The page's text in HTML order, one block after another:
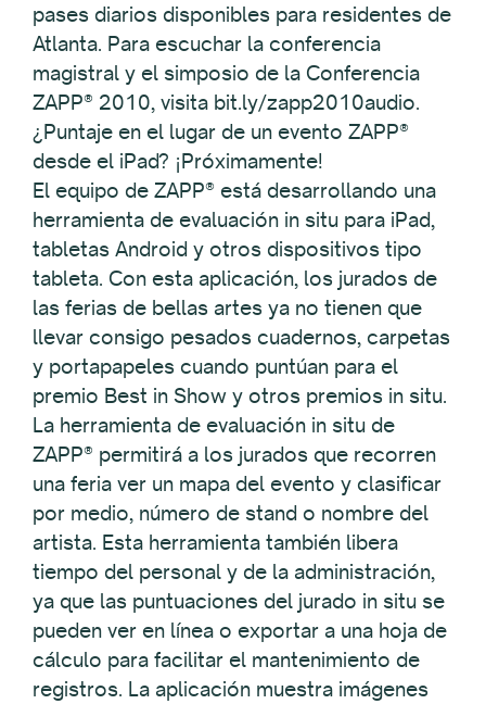
pases diarios disponibles para residentes de
Atlanta. Para escuchar la conferencia
magistral y el simposio de la Conferencia
ZAPP® 2010, visita bit.ly/zapp2010audio.
¿Puntaje en el lugar de un evento ZAPP®
desde el iPad? ¡Próximamente!
El equipo de ZAPP® está desarrollando una
herramienta de evaluación in situ para iPad,
tabletas Android y otros dispositivos tipo
tableta. Con esta aplicación, los jurados de
las ferias de bellas artes ya no tienen que
llevar consigo pesados cuadernos, carpetas
y portapapeles cuando puntúan para el
premio Best in Show y otros premios in situ.
La herramienta de evaluación in situ de
ZAPP® permitirá a los jurados que recorren
una feria ver un mapa del evento y clasificar
por medio, número de stand o nombre del
artista. Esta herramienta también libera
tiempo del personal y de la administración,
ya que las puntuaciones del jurado in situ se
pueden ver en línea o exportar a una hoja de
cálculo para facilitar el mantenimiento de
registros. La aplicación muestra imágenes